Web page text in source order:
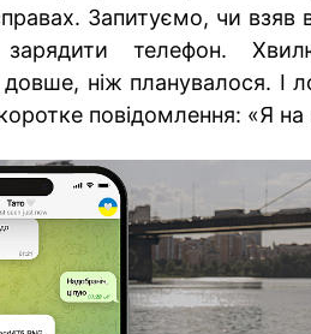
Запитуємо, чи взяв
зарядити телефон.
довше, ніж планувалося.
повідомлення: «Я на